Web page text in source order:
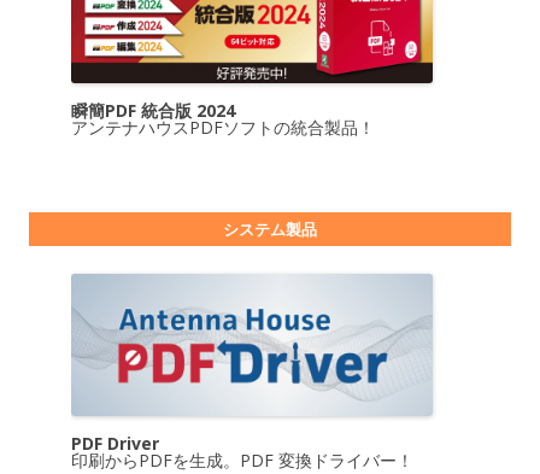
瞬簡PDF 統合版 2024
アンテナハウスPDFソフトの統合製品！
システム製品
PDF Driver
印刷からPDFを生成。PDF 変換ドライバー！